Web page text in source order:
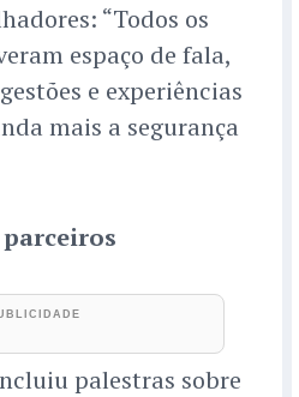
“Todos os
espaço de fala,
e experiências
mais a segurança
palestras sobre